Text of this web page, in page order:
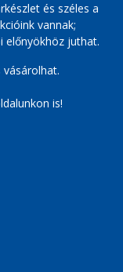
és széles a
vannak;
előnyökhöz juthat.
is!